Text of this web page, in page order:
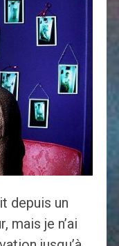
depuis un
mais je n’ai